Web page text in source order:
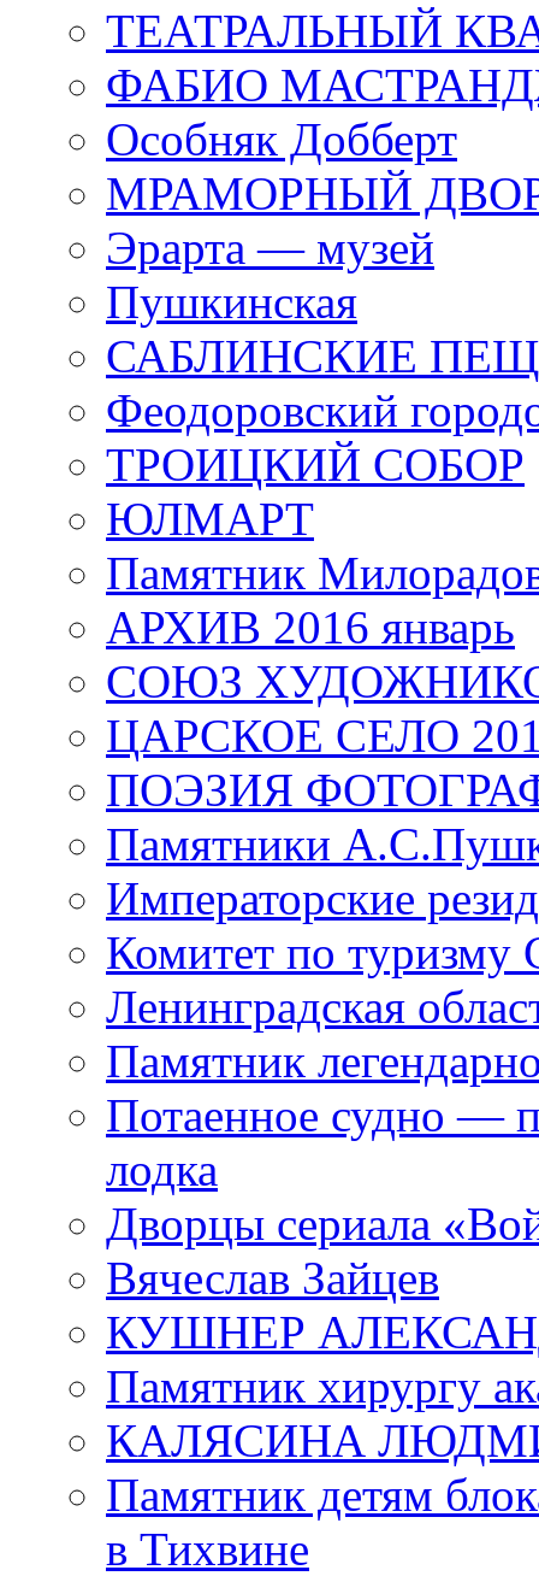
ТЕАТРАЛЬНЫЙ
ФАБИО
Особняк Добберт
МРАМОРНЫЙ
Эрарта — музей
Пушкинская
САБЛИНСКИЕ
Феодоровский
ТРОИЦКИЙ СОБОР
ЮЛМАРТ
Памятник
АРХИВ 2016 январь
СОЮЗ
ЦАРСКОЕ СЕЛО
ПОЭЗИЯ
Памятники
Императорские
Комитет по туризму
Ленинградская
Памятник
Потаенное судно —
лодка
Дворцы сериала
Вячеслав Зайцев
КУШНЕР
Памятник хирургу
КАЛЯСИНА
Памятник детям
в Тихвине